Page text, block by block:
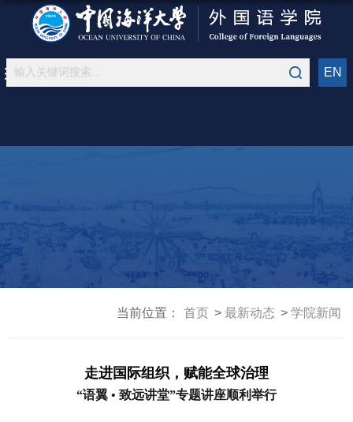
EN
当前位置： 首页 最新动态 学院新闻
走进国际组织，赋能全球治理
“语翼 • 致远讲堂”专题讲座顺利举行